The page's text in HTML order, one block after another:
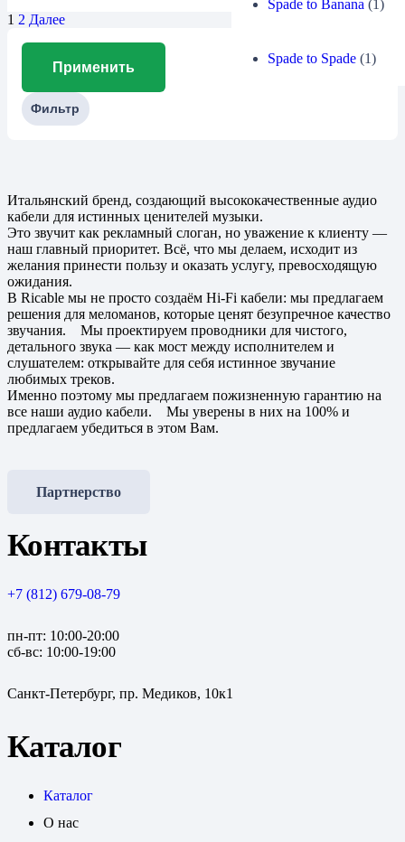
Spade to Banana (1)
Spade to Spade (1)
1 2 Далее
Применить
Фильтр
Итальянский бренд, создающий высококачественные аудио
кабели для истинных ценителей музыки.
Это звучит как рекламный слоган, но уважение к клиенту —
наш главный приоритет. Всё, что мы делаем, исходит из
желания принести пользу и оказать услугу, превосходящую
ожидания.
В Ricable мы не просто создаём Hi-Fi кабели: мы предлагаем
решения для меломанов, которые ценят безупречное качество
звучания. Мы проектируем проводники для чистого,
детального звука — как мост между исполнителем и
слушателем: открывайте для себя истинное звучание
любимых треков.
Именно поэтому мы предлагаем пожизненную гарантию на
все наши аудио кабели. Мы уверены в них на 100% и
предлагаем убедиться в этом Вам.
Партнерство
Контакты
+7 (812) 679-08-79
пн-пт: 10:00-20:00
сб-вс: 10:00-19:00
Санкт-Петербург, пр. Медиков, 10к1
Каталог
Каталог
О нас